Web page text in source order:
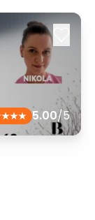
5.00/5